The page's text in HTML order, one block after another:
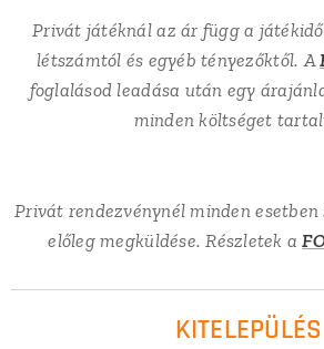
Privát játéknál az ár függ a
létszámtól és egyéb tényezőktől. A
foglalásod leadása után egy
minden költséget
Privát rendezvénynél minden
előleg megküldése. Részletek a
KITELEPÜLÉS